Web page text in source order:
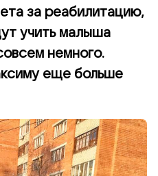
за реабилитацию,
учить малыша
немного.
еще больше